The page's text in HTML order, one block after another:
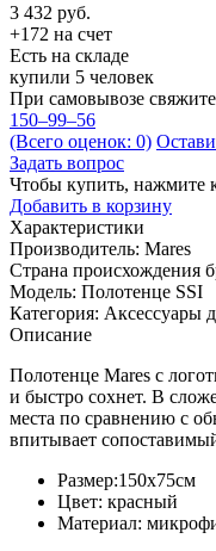
3 432 руб.
+172 на счет
Есть на складе
купили 5 человек
При самовывозе
150–99–56
(Всего оценок: 0)
Задать вопрос
Чтобы купить, нажмите
Добавить в корзину
Характеристики
Производитель: Mares
Страна происхождения
Модель: Полотенце SSI
Категория: Аксессуары
Описание
Полотенце Mares с
и быстро сохнет. В
места по сравнению с
впитывает
Размер:150х75см
Цвет: красный
Материал: